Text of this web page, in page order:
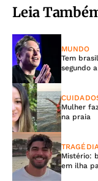
Leia
MUNDO
Tem
segundo
Mulher
na praia
Mistério:
em ilha